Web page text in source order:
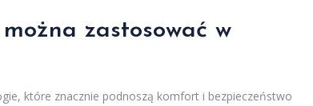
zastosować w
które znacznie podnoszą komfort i bezpieczeństwo